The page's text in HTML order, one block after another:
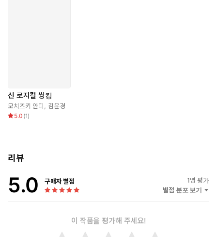
신 로지컬 씽킹
모치즈키 안디, 김윤경
5.0 (1)
리뷰
5.0 구매자 별점 1명 평가
별점 분포 보기
이 작품을 평가해 주세요!